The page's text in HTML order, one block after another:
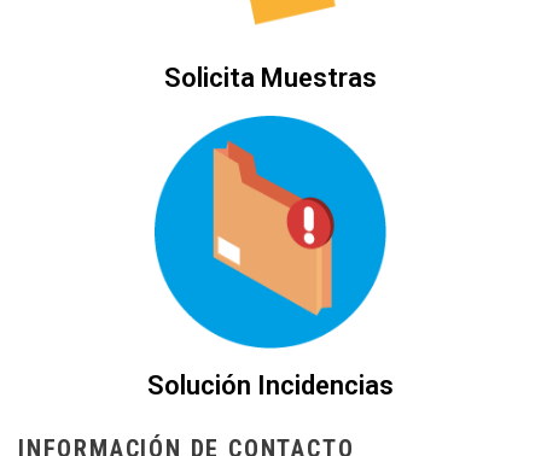
Solicita Muestras
Solución Incidencias
INFORMACIÓN DE CONTACTO